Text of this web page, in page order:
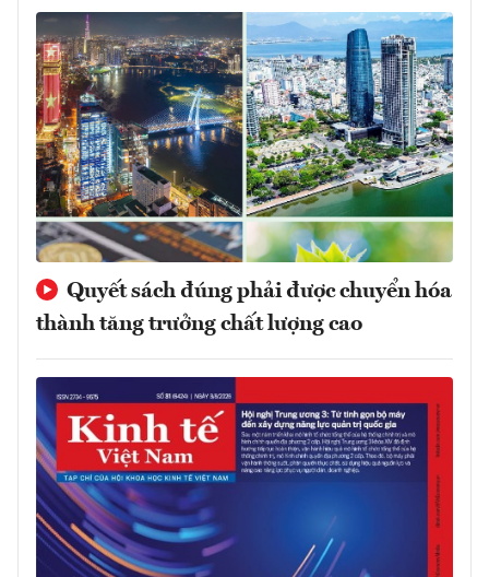
Quyết sách đúng phải được chuyển hóa
thành tăng trưởng chất lượng cao